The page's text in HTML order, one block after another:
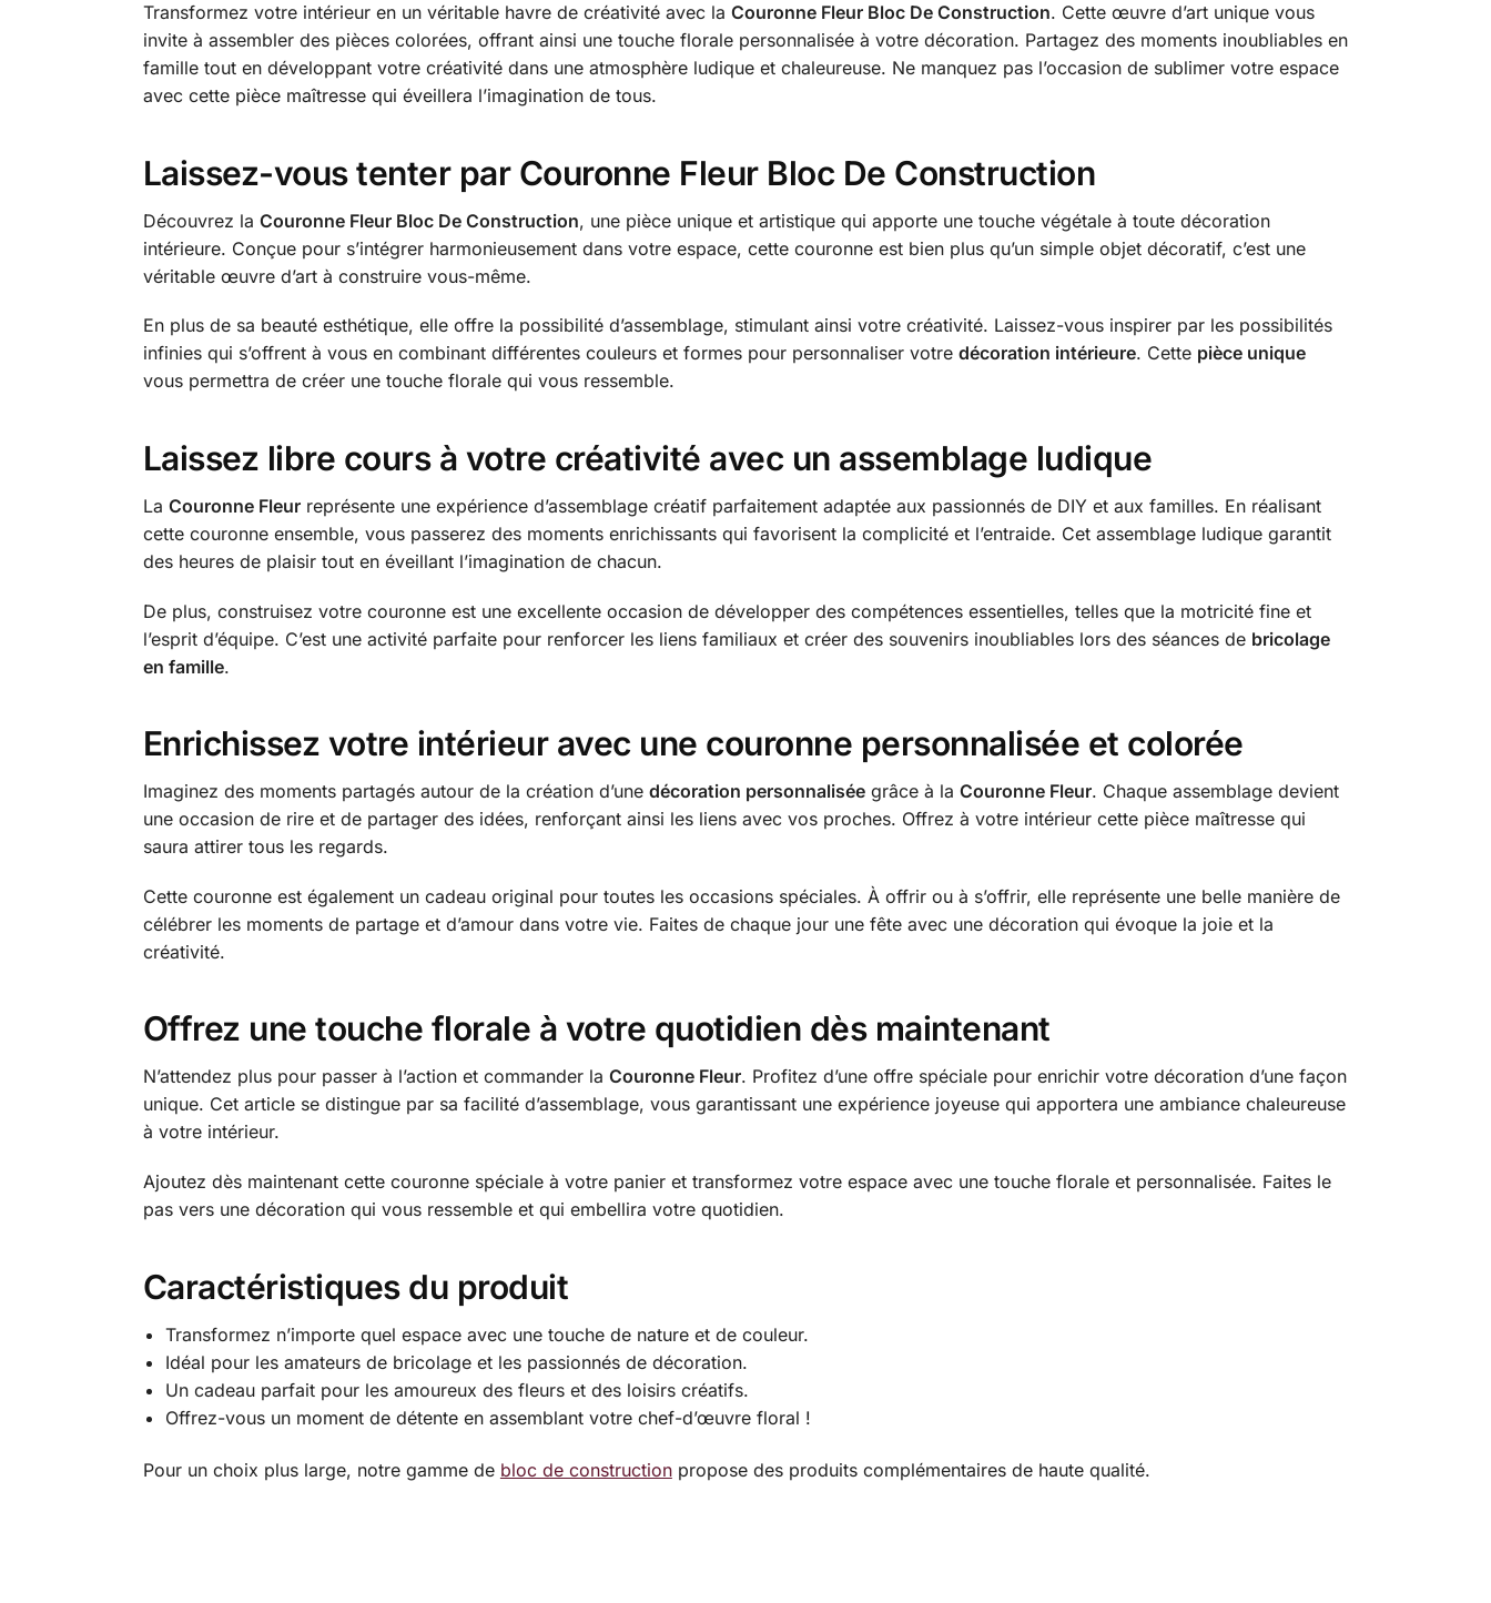
Transformez votre intérieur en un véritable havre de créativité avec la Couronne Fleur Bloc De Construction. Cette œuvre d’art unique vous
invite à assembler des pièces colorées, offrant ainsi une touche florale personnalisée à votre décoration. Partagez des moments inoubliables en
famille tout en développant votre créativité dans une atmosphère ludique et chaleureuse. Ne manquez pas l’occasion de sublimer votre espace
avec cette pièce maîtresse qui éveillera l’imagination de tous.
Laissez-vous tenter par Couronne Fleur Bloc De Construction
Découvrez la Couronne Fleur Bloc De Construction, une pièce unique et artistique qui apporte une touche végétale à toute décoration
intérieure. Conçue pour s’intégrer harmonieusement dans votre espace, cette couronne est bien plus qu’un simple objet décoratif, c’est une
véritable œuvre d’art à construire vous-même.
En plus de sa beauté esthétique, elle offre la possibilité d’assemblage, stimulant ainsi votre créativité. Laissez-vous inspirer par les possibilités
infinies qui s’offrent à vous en combinant différentes couleurs et formes pour personnaliser votre décoration intérieure. Cette pièce unique
vous permettra de créer une touche florale qui vous ressemble.
Laissez libre cours à votre créativité avec un assemblage ludique
La Couronne Fleurreprésente une expérience d’assemblage créatif parfaitement adaptée aux passionnés de DIY et aux familles. En réalisant
cette couronne ensemble, vous passerez des moments enrichissants qui favorisent la complicité et l’entraide. Cet assemblage ludique garantit
des heures de plaisir tout en éveillant l’imagination de chacun.
De plus, construisez votre couronne est une excellente occasion de développer des compétences essentielles, telles que la motricité fine et
l’esprit d’équipe. C’est une activité parfaite pour renforcer les liens familiaux et créer des souvenirs inoubliables lors des séances de bricolage
en famille.
Enrichissez votre intérieur avec une couronne personnalisée et colorée
Imaginez des moments partagés autour de la création d’une décoration personnaliséegrâce à la Couronne Fleur. Chaque assemblage devient
une occasion de rire et de partager des idées, renforçant ainsi les liens avec vos proches. Offrez à votre intérieur cette pièce maîtresse qui
saura attirer tous les regards.
Cette couronne est également un cadeau original pour toutes les occasions spéciales. À offrir ou à s’offrir, elle représente une belle manière de
célébrer les moments de partage et d’amour dans votre vie. Faites de chaque jour une fête avec une décoration qui évoque la joie et la
créativité.
Offrez une touche florale à votre quotidien dès maintenant
N’attendez plus pour passer à l’action et commander la Couronne Fleur. Profitez d’une offre spéciale pour enrichir votre décoration d’une façon
unique. Cet article se distingue par sa facilité d’assemblage, vous garantissant une expérience joyeuse qui apportera une ambiance chaleureuse
à votre intérieur.
Ajoutez dès maintenant cette couronne spéciale à votre panier et transformez votre espace avec une touche florale et personnalisée. Faites le
pas vers une décoration qui vous ressemble et qui embellira votre quotidien.
Caractéristiques du produit
Transformez n’importe quel espace avec une touche de nature et de couleur.
Idéal pour les amateurs de bricolage et les passionnés de décoration.
Un cadeau parfait pour les amoureux des fleurs et des loisirs créatifs.
Offrez-vous un moment de détente en assemblant votre chef-d’œuvre floral !
Pour un choix plus large, notre gamme de bloc de constructionpropose des produits complémentaires de haute qualité.